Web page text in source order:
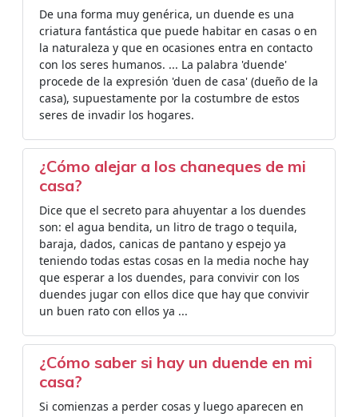
De una forma muy genérica, un duende es una
criatura fantástica que puede habitar en casas o en
la naturaleza y que en ocasiones entra en contacto
con los seres humanos. ... La palabra 'duende'
procede de la expresión 'duen de casa' (dueño de la
casa), supuestamente por la costumbre de estos
seres de invadir los hogares.
¿Cómo alejar a los chaneques de mi
casa?
Dice que el secreto para ahuyentar a los duendes
son: el agua bendita, un litro de trago o tequila,
baraja, dados, canicas de pantano y espejo ya
teniendo todas estas cosas en la media noche hay
que esperar a los duendes, para convivir con los
duendes jugar con ellos dice que hay que convivir
un buen rato con ellos ya ...
¿Cómo saber si hay un duende en mi
casa?
Si comienzas a perder cosas y luego aparecen en